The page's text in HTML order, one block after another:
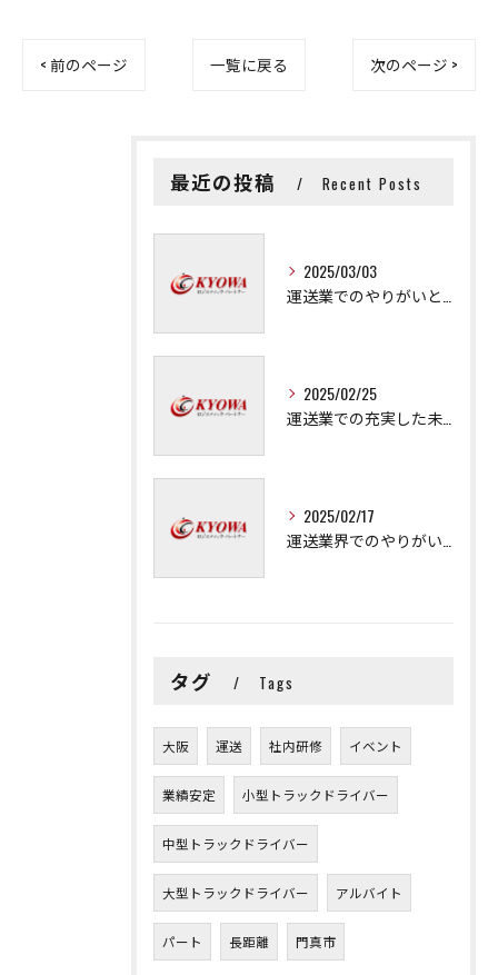
< 前のページ 一覧に戻る 次のページ >
最近の投稿 Recent Posts
2025/03/03
2025/02/25
2025/02/17
タグ Tags
大阪 運送 社内研修 イベント
業績安定 小型トラックドライバー
中型トラックドライバー
大型トラックドライバー アルバイト
パート 長距離 門真市